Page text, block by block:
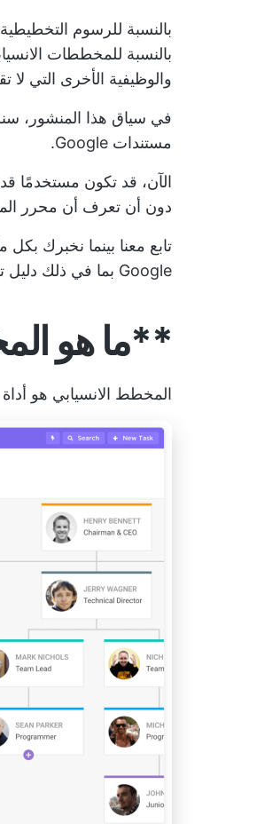
بالنسبة للرسوم
بالنسبة للمخططات
والوظيفية الأخرى التي لا
في سياق هذا المنشور،
مستندات Google.
الآن، قد تكون مستخدمًا
دون أن تعرف أن محرر
تابع معنا بينما نخبرك
Google بما في ذلك دليل تفصيلي ودورة تدريبية مكثفة حول المخططات الانسيابية.
**ما هو
المخطط الانسيابي هو